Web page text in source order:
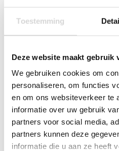
Toestemming
Deze website maakt gebruik
We gebruiken cookies om
personaliseren, om functies
en om ons websiteverkeer te
informatie over uw gebruik
partners voor social media,
partners kunnen deze
informatie die u aan ze heeft
WhatsApp 0348 479195
Mailen
Offerte aanvragen Vraag
kijken naar de mogelijkheden.